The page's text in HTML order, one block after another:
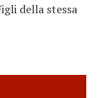
della stessa